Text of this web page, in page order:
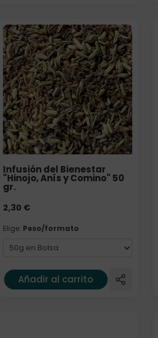
Infusión del Bienestar
"Hinojo, Anís y Comino" 50
gr.
2,30 €
Elige: Peso/formato
Elige: Peso/formato
Añadir al carrito